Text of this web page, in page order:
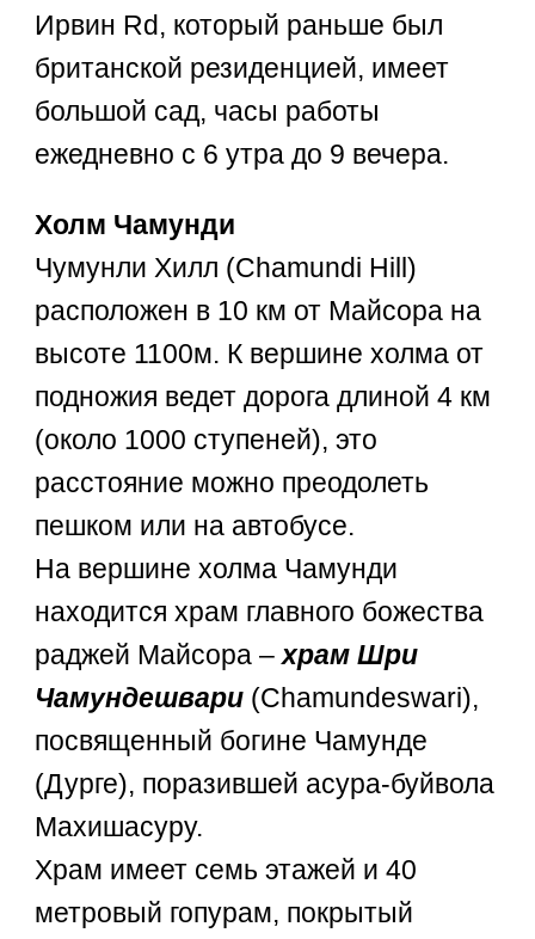
Ирвин Rd, который раньше был
британской резиденцией, имеет
большой сад, часы работы
ежедневно с 6 утра до 9 вечера.
Холм Чамунди
Чумунли Хилл (Chamundi Hill)
расположен в 10 км от Майсора на
высоте 1100м. К вершине холма от
подножия ведет дорога длиной 4 км
(около 1000 ступеней), это
расстояние можно преодолеть
пешком или на автобусе.
На вершине холма Чамунди
находится храм главного божества
раджей Майсора –храм Шри
Чамундешвари (Chamundeswari),
посвященный богине Чамунде
(Дурге), поразившей асура-буйвола
Махишасуру.
Храм имеет семь этажей и 40
метровый гопурам, покрытый